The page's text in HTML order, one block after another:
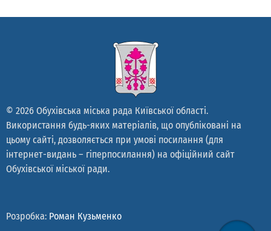
© 2026 Обухівська міська рада Київської області.
Використання будь-яких матеріалів, що опубліковані на
цьому сайті, дозволяється при умові посилання (для
інтернет-видань – гіперпосилання) на офіційний сайт
Обухівської міської ради.
Розробка: Роман Кузьменко